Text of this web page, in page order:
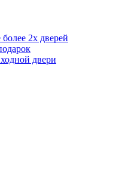
2х дверей
двери